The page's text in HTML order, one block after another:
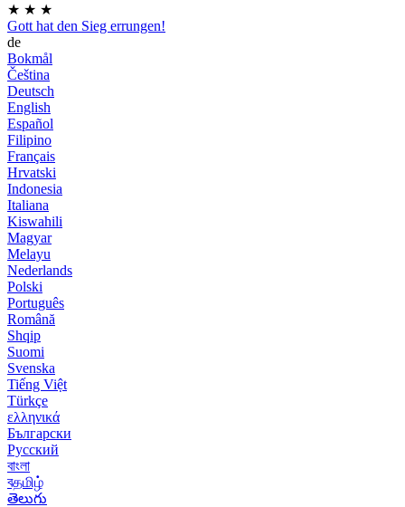
★ ★ ★
Gott hat den Sieg errungen!
de
Bokmål
Čeština
Deutsch
English
Español
Filipino
Français
Hrvatski
Indonesia
Italiana
Kiswahili
Magyar
Melayu
Nederlands
Polski
Português
Română
Shqip
Suomi
Svenska
Tiếng Việt
Türkçe
ελληνικά
Български
Русский
বাংলা
বதமிழ்
తెలుగు